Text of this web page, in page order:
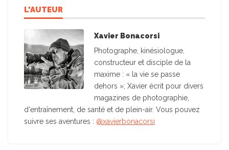
L'AUTEUR
Xavier Bonacorsi
Photographe, kinésiologue,
constructeur et disciple de la
maxime : « la vie se passe
dehors »; Xavier écrit pour divers
magazines de photographie,
d'entraînement, de santé et de plein-air. Vous pouvez
suivre ses aventures : @xavierbonacorsi